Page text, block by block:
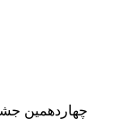
چهاردهمین